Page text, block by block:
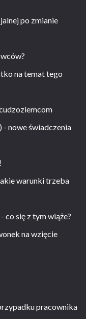
po zmianie
na temat tego
- nowe świadczenia
warunki trzeba
co się z tym wiąże?
na wzięcie
pracownika